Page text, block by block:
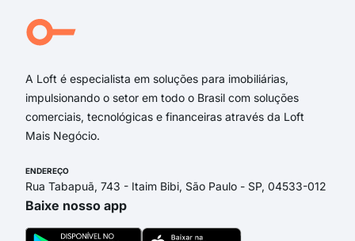
A Loft é especialista em soluções para imobiliárias,
impulsionando o setor em todo o Brasil com soluções
comerciais, tecnológicas e financeiras através da Loft
Mais Negócio.
ENDEREÇO
Rua Tabapuã, 743 - Itaim Bibi, São Paulo - SP, 04533-012
Baixe nosso app